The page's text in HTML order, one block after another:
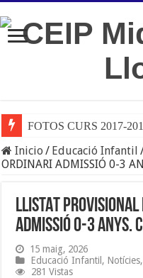
FOTOS CURS 2017-
Inicio / Educació Infantil
ORDINARI ADMISSIÓ 0-3
LLISTAT
ADMISSIÓ 0-3 ANYS.
15 maig, 2026
Educació Infantil , Notícies,
281 Vistas